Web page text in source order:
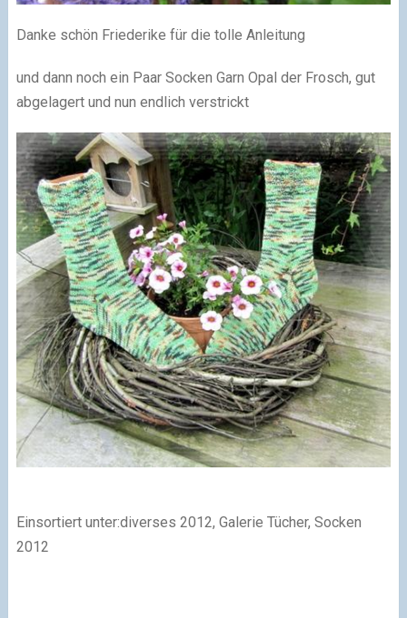
Danke schön Friederike für die tolle Anleitung
und dann noch ein Paar Socken Garn Opal der Frosch, gut
abgelagert und nun endlich verstrickt
Einsortiert unter:diverses 2012, Galerie Tücher, Socken
2012